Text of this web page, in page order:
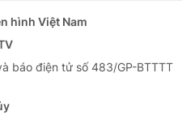
hình Việt Nam
báo điện tử số 483/GP-BTTTT